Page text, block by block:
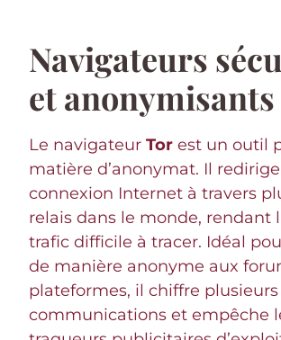
Navigateurs
et anonymisants
Le navigateur Tor est un outil
matière d’anonymat. Il
connexion Internet à travers
relais dans le monde, rendant
trafic difficile à tracer. Idéal
de manière anonyme aux
plateformes, il chiffre plusieurs
communications et empêche